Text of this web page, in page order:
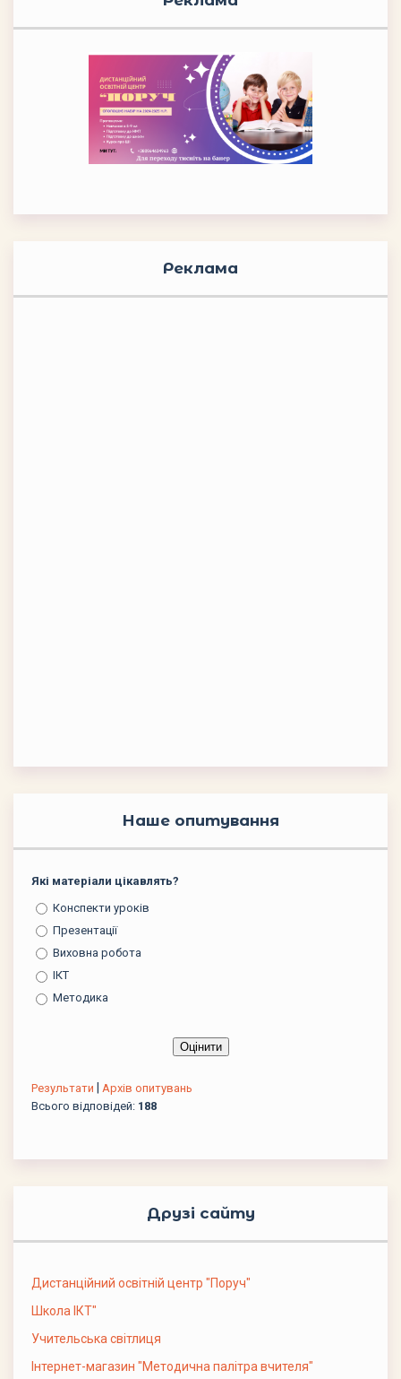
Реклама
Наше опитування
Які матеріали цікавлять?
Конспекти уроків
Презентації
Виховна робота
ІКТ
Методика
Результати
Архів опитувань
Всього відповідей: 188
Друзі сайту
Дистанційний освітній центр "Поруч"
Школа ІКТ"
Учительська світлиця
Інтернет-магазин "Методична палітра вчителя"